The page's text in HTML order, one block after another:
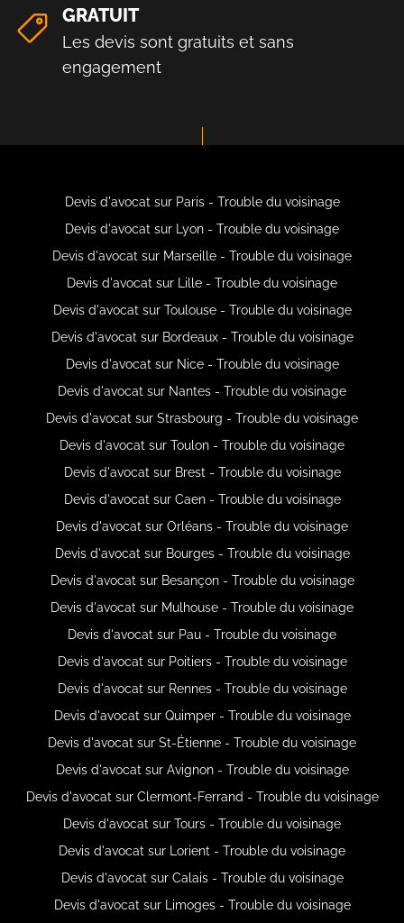
GRATUIT
Les devis sont gratuits et sans
engagement
Devis d'avocat sur Paris - Trouble du voisinage
Devis d'avocat sur Lyon - Trouble du voisinage
Devis d'avocat sur Marseille - Trouble du voisinage
Devis d'avocat sur Lille - Trouble du voisinage
Devis d'avocat sur Toulouse - Trouble du voisinage
Devis d'avocat sur Bordeaux - Trouble du voisinage
Devis d'avocat sur Nice - Trouble du voisinage
Devis d'avocat sur Nantes - Trouble du voisinage
Devis d'avocat sur Strasbourg - Trouble du voisinage
Devis d'avocat sur Toulon - Trouble du voisinage
Devis d'avocat sur Brest - Trouble du voisinage
Devis d'avocat sur Caen - Trouble du voisinage
Devis d'avocat sur Orléans - Trouble du voisinage
Devis d'avocat sur Bourges - Trouble du voisinage
Devis d'avocat sur Besançon - Trouble du voisinage
Devis d'avocat sur Mulhouse - Trouble du voisinage
Devis d'avocat sur Pau - Trouble du voisinage
Devis d'avocat sur Poitiers - Trouble du voisinage
Devis d'avocat sur Rennes - Trouble du voisinage
Devis d'avocat sur Quimper - Trouble du voisinage
Devis d'avocat sur St-Étienne - Trouble du voisinage
Devis d'avocat sur Avignon - Trouble du voisinage
Devis d'avocat sur Clermont-Ferrand - Trouble du voisinage
Devis d'avocat sur Tours - Trouble du voisinage
Devis d'avocat sur Lorient - Trouble du voisinage
Devis d'avocat sur Calais - Trouble du voisinage
Devis d'avocat sur Limoges - Trouble du voisinage